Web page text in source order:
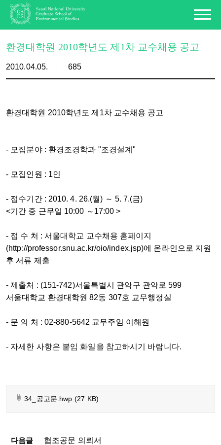
환경대학원 2010학년도 제1차 교수채용 공고
2010.04.05. 685
환경대학원 2010학년도 제1차 교수채용 공고
- 모집분야 : 환경조경학과 "조경설계"
- 모집인원 : 1인
- 접수기간 : 2010. 4. 26.(월) ～ 5. 7.(금)
<기간 중 근무일 10:00 ～17:00 >
- 접 수 처 : 서울대학교 교수채용 홈페이지
(http://professor.snu.ac.kr/oio/index.jsp)에 온라인으로 지원
후 서류 제출
- 제출처 : (151-742)서울특별시 관악구 관악로 599
서울대학교 환경대학원 82동 307호 교무행정실
- 문 의 처 : 02-880-5642 교무주임 이해원
- 자세한 사항은 붙임 화일을 참고하시기 바랍니다.
34_공고문.hwp (27 KB)
다음글 협조공문 의뢰서